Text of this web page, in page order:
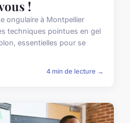
!
ongulaire à Montpellier
techniques pointues en gel
essentielles pour se
4 min de lecture →